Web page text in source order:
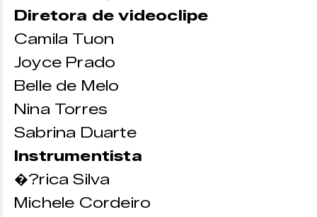
Diretora de videoclipe
Camila Tuon
Joyce Prado
Belle de Melo
Nina Torres
Sabrina Duarte
Instrumentista
�?rica Silva
Michele Cordeiro